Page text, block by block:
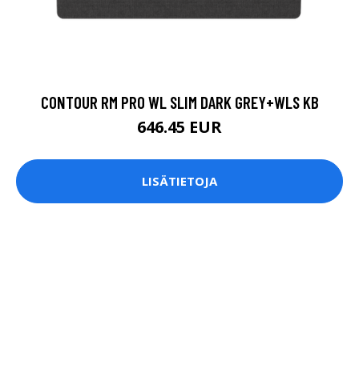
CONTOUR RM PRO WL SLIM DARK GREY+WLS KB
646.45 EUR
LISÄTIETOJA